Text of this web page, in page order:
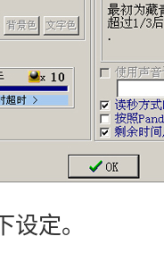
设定。